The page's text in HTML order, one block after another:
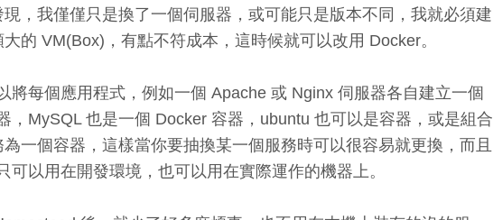
，我僅僅只是換了一個伺服器，或可能只是版本不同，我就必須建
的 VM(Box)，有點不符成本，這時候就可以改用 Docker。
將每個應用程式，例如一個 Apache 或 Nginx 伺服器各自建立一個
，MySQL 也是一個 Docker 容器，ubuntu 也可以是容器，或是組合
一個容器，這樣當你要抽換某一個服務時可以很容易就更換，而且
可以用在開發環境，也可以用在實際運作的機器上。